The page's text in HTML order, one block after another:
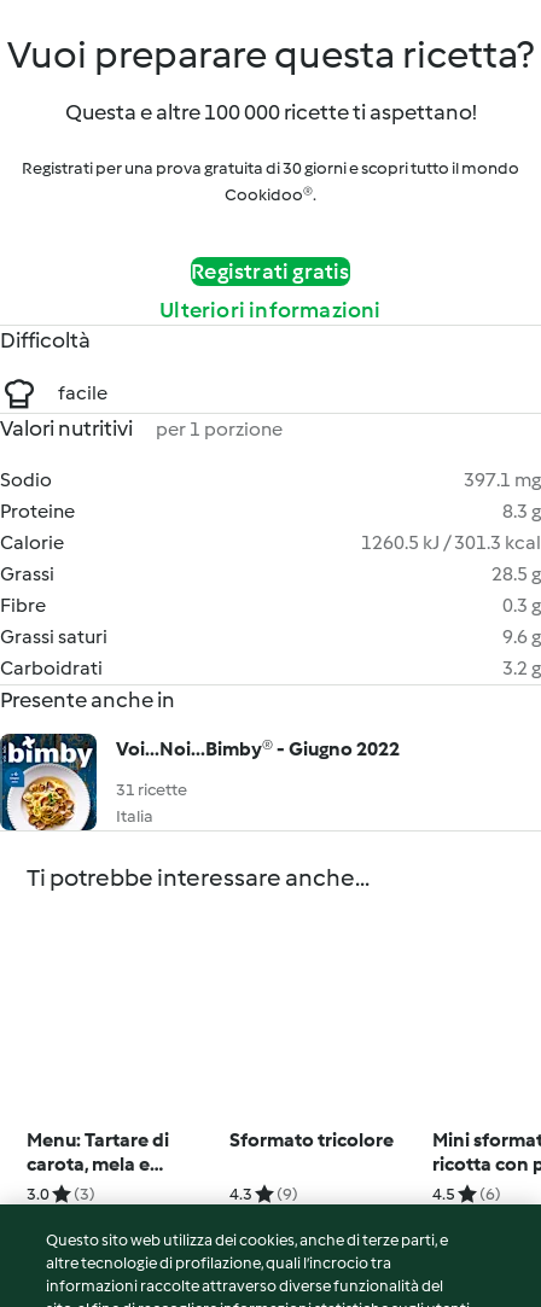
Vuoi preparare questa ricetta?
Questa e altre 100 000 ricette ti aspettano!
Registrati per una prova gratuita di 30 giorni e scopri tutto il mondo
Cookidoo®.
Registrati gratis
Ulteriori informazioni
Difficoltà
facile
Valori nutritivi per 1 porzione
Sodio
397.1 mg
Proteine
8.3 g
Calorie
1260.5 kJ / 301.3 kcal
Grassi
28.5 g
Fibre
0.3 g
Grassi saturi
9.6 g
Carboidrati
3.2 g
Presente anche in
Voi...Noi...Bimby® - Giugno 2022
31 ricette
Italia
Ti potrebbe interessare anche...
Menu: Tartare di
carota, mela e
nocciole; Crespelle
ricotta e spinaci
3.0 (3)
Sformato tricolore
4.3 (9)
Mini
ricotta con
cotto e
4.5 (6)
Questo sito web utilizza dei cookies, anche di terze parti, e
altre tecnologie di profilazione, quali l’incrocio tra
informazioni raccolte attraverso diverse funzionalità del